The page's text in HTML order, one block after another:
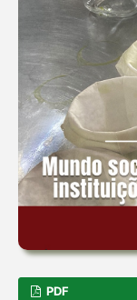
PDF